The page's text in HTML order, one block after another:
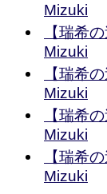
Mizuki
【瑞希
Mizuki
【瑞希
Mizuki
【瑞希
Mizuki
【瑞希
Mizuki